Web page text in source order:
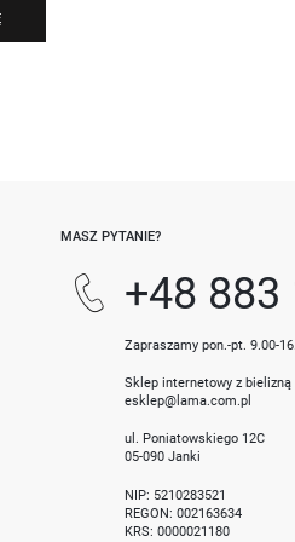
MASZ PYTANIE?
+48 883
Zapraszamy pon.-pt. 9.00-
Sklep internetowy z
esklep@lama.com.pl
ul. Poniatowskiego 12C
05-090 Janki
NIP: 5210283521
REGON: 002163634
KRS: 0000021180